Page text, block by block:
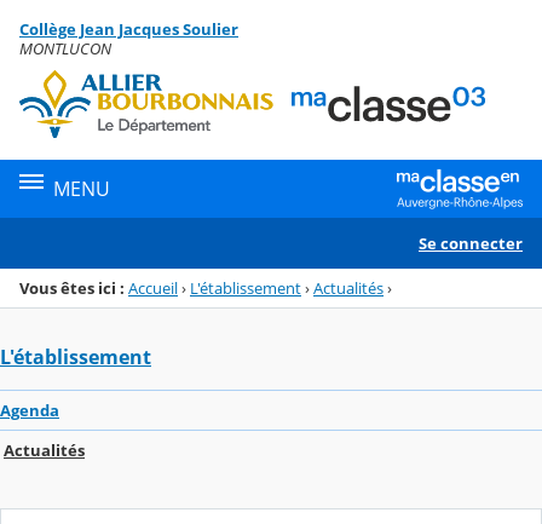
Menu de la rubrique
Contenu
Collège Jean Jacques Soulier
MONTLUCON
MENU
Se connecter
Vous êtes ici : Accueil› L'établissement›Actualités›
L'établissement
Agenda
Actualités